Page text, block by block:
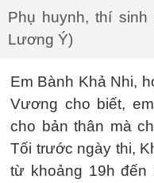
Phụ huynh, thí
Lương Ý)
Em Bành Khả Nhi,
Vương cho biết,
cho bản thân mà
Tối trước ngày thi,
từ khoảng 19h đến